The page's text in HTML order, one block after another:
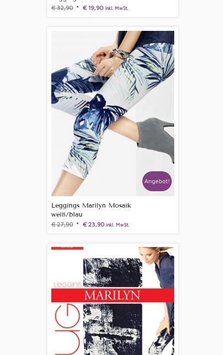
€32,90 €19,90 inkl. MwSt.
Leggings Marilyn Mosaik
weiß/blau
€27,90 €23,90 inkl. MwSt.
Angebot!